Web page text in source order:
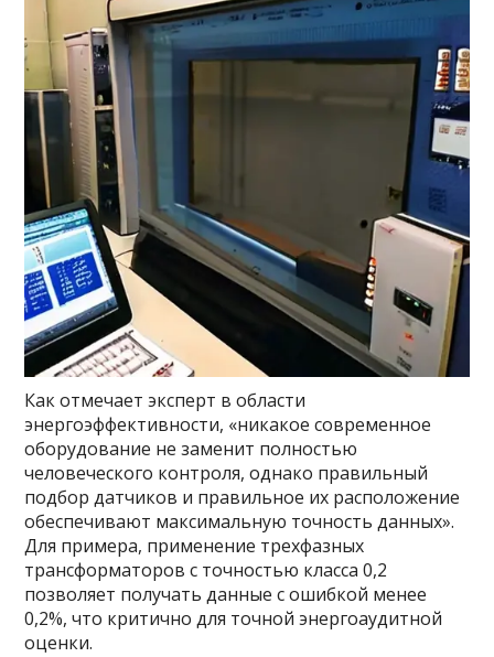
Как отмечает эксперт в области
энергоэффективности, «никакое современное
оборудование не заменит полностью
человеческого контроля, однако правильный
подбор датчиков и правильное их расположение
обеспечивают максимальную точность данных».
Для примера, применение трехфазных
трансформаторов с точностью класса 0,2
позволяет получать данные с ошибкой менее
0,2%, что критично для точной энергоаудитной
оценки.